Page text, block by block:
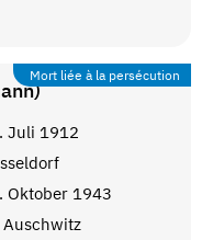
Mort liée à la persécution
Juli 1912
Oktober 1943
Auschwitz